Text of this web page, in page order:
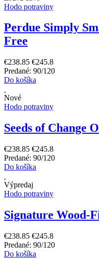
Hodo potraviny
Perdue Simply
Free
€238.85 €245.8
Predané: 90/120
Do košíka
Nové
Hodo potraviny
Seeds of Change
€238.85 €245.8
Predané: 90/120
Do košíka
Výpredaj
Hodo potraviny
Signature Wood-
€238.85 €245.8
Predané: 90/120
Do košíka